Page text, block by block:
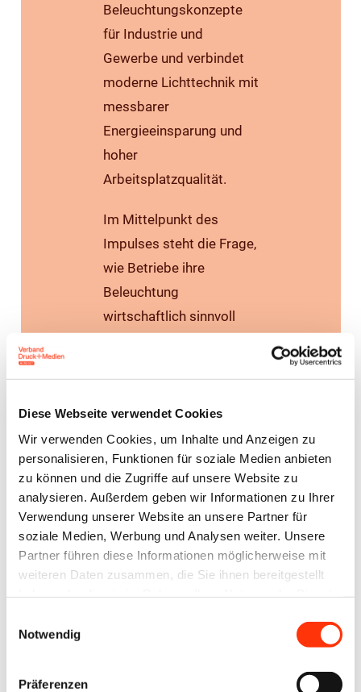
Diese Webseite verwendet Cookies
Wir verwenden Cookies, um Inhalte und Anzeigen zu
personalisieren, Funktionen für soziale Medien anbieten
zu können und die Zugriffe auf unsere Website zu
analysieren. Außerdem geben wir Informationen zu Ihrer
Verwendung unserer Website an unsere Partner für
soziale Medien, Werbung und Analysen weiter. Unsere
Partner führen diese Informationen möglicherweise mit
weiteren Daten zusammen, die Sie ihnen bereitgestellt
Notwendig
Präferenzen
Beleuchtungskonzepte
für Industrie und
Gewerbe und verbindet
moderne Lichttechnik mit
messbarer
Energieeinsparung und
hoher
Arbeitsplatzqualität.
Im Mittelpunkt des
Impulses steht die Frage,
wie Betriebe ihre
Beleuchtung
wirtschaftlich sinnvoll
diesen Schritt deutlich
erleichtern. Dominik
Baumgart übernimmt
dabei den Hauptpart und
zeigt konkret auf, welche
Förderwege aktuell
offenstehen, wie Projekte
sauber strukturiert